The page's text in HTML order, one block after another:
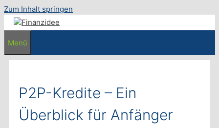
Zum Inhalt springen
Menü
P2P-Kredite – Ein
Überblick für Anfänger